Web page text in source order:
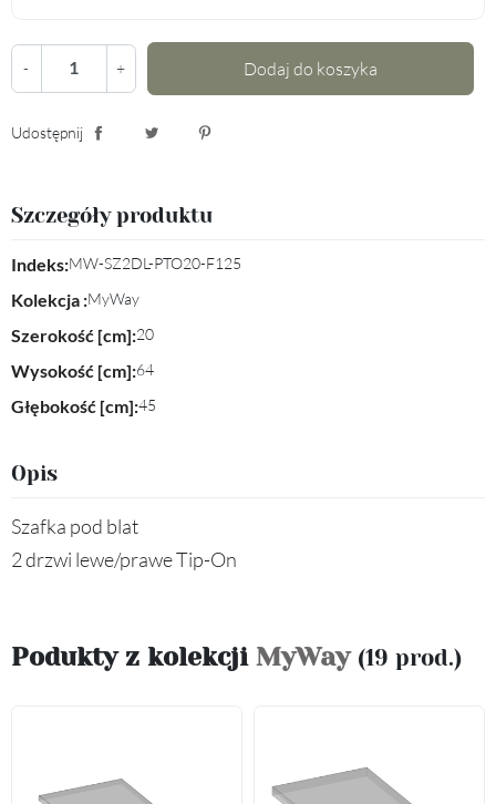
- + Dodaj do koszyka
Udostępnij
Szczegóły produktu
Indeks:MW-SZ2DL-PTO20-F125
Kolekcja :MyWay
Szerokość [cm]:20
Wysokość [cm]:64
Głębokość [cm]:45
Opis
Szafka pod blat
2 drzwi lewe/prawe Tip-On
Podukty z kolekcji MyWay (19 prod.)